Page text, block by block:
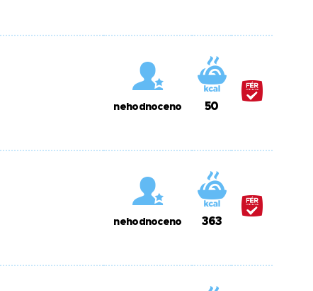
nehodnoceno 50
nehodnoceno 363